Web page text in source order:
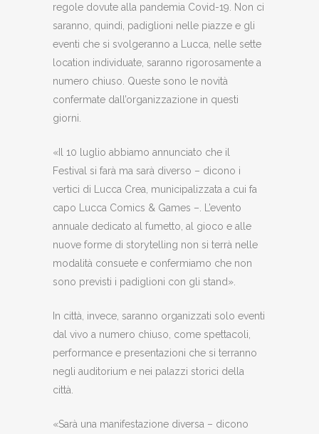
regole dovute alla pandemia Covid-19. Non ci
saranno, quindi, padiglioni nelle piazze e gli
eventi che si svolgeranno a Lucca, nelle sette
location individuate, saranno rigorosamente a
numero chiuso. Queste sono le novità
confermate dall’organizzazione in questi
giorni.
«Il 10 luglio abbiamo annunciato che il
Festival si farà ma sarà diverso – dicono i
vertici di Lucca Crea, municipalizzata a cui fa
capo Lucca Comics & Games –. L’evento
annuale dedicato al fumetto, al gioco e alle
nuove forme di storytelling non si terrà nelle
modalità consuete e confermiamo che non
sono previsti i padiglioni con gli stand».
In città, invece, saranno organizzati solo eventi
dal vivo a numero chiuso, come spettacoli,
performance e presentazioni che si terranno
negli auditorium e nei palazzi storici della
città.
«Sarà una manifestazione diversa – dicono